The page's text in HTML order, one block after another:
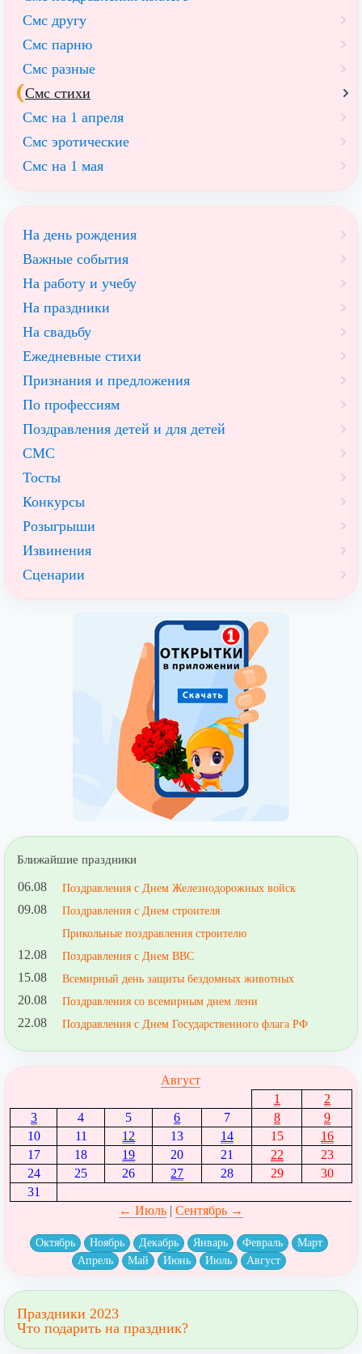
Смс другу
Смс парню
Смс разные
Смс стихи
Смс на 1 апреля
Смс эротические
Смс на 1 мая
На день рождения
Важные события
На работу и учебу
На праздники
На свадьбу
Ежедневные стихи
Признания и предложения
По профессиям
Поздравления детей и для детей
СМС
Тосты
Конкурсы
Розыгрыши
Извинения
Сценарии
Ближайшие праздники
06.08 Поздравления с Днем Железнодорожных войск
09.08
Поздравления с Днем строителя
Прикольные поздравления строителю
12.08 Поздравления с Днем ВВС
15.08 Всемирный день защиты бездомных животных
20.08 Поздравления со всемирным днем лени
22.08 Поздравления с Днем Государственного флага РФ
Август
1
2
3
4 5 6 7 8
9
10
11 12 13 14 15
16
17
18 19 20 21 22
23
24
25 26 27 28 29
30
31
← Июль| Сентябрь →
Октябрь Ноябрь Декабрь Январь Февраль
Март
Апрель
Май Июнь Июль Август
Праздники 2023
Что подарить на праздник?